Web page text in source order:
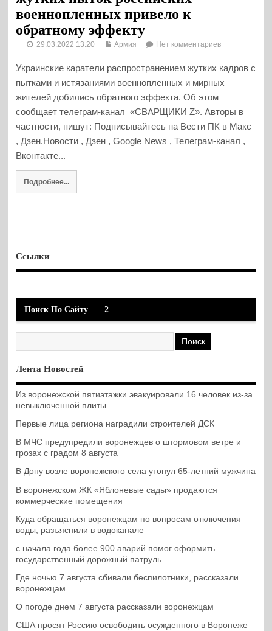
военнопленных привело к
обратному эффекту
29.03.2022 13:20 Армия Нет комментариев
Украинские каратели распространением жутких кадров с
пытками и истязаниями военнопленных и мирных
жителей добились обратного эффекта. Об этом
сообщает телеграм-канал «СВАРЩИКИ Z». Авторы в
частности, пишут: Подписывайтесь на Вести ПК в Макс
, Дзен.Новости , Дзен , Google News , Телеграм-канал ,
Вконтакте...
Подробнее...
Ссылки
Поиск По Сайту 2
Лента Новостей
Из воронежской пятиэтажки эвакуировали 16 человек из-за
невыключенной плиты
Первые лица региона наградили строителей ДСК
В МЧС предупредили воронежцев о штормовом ветре и
грозах с градом 8 августа
В Дону возле воронежского села утонул 65-летний мужчина
В воронежском ЖК «Яблоневые сады» продаются
коммерческие помещения
Куда обращаться воронежцам по вопросам отключения
воды, разъяснили в водоканале
с начала года более 900 аварий помог оформить
государственный дорожный патруль
Где ночью 7 августа сбивали беспилотники, рассказали
воронежцам
О погоде днем 7 августа рассказали воронежцам
США просят Россию освободить осужденного в Воронеже